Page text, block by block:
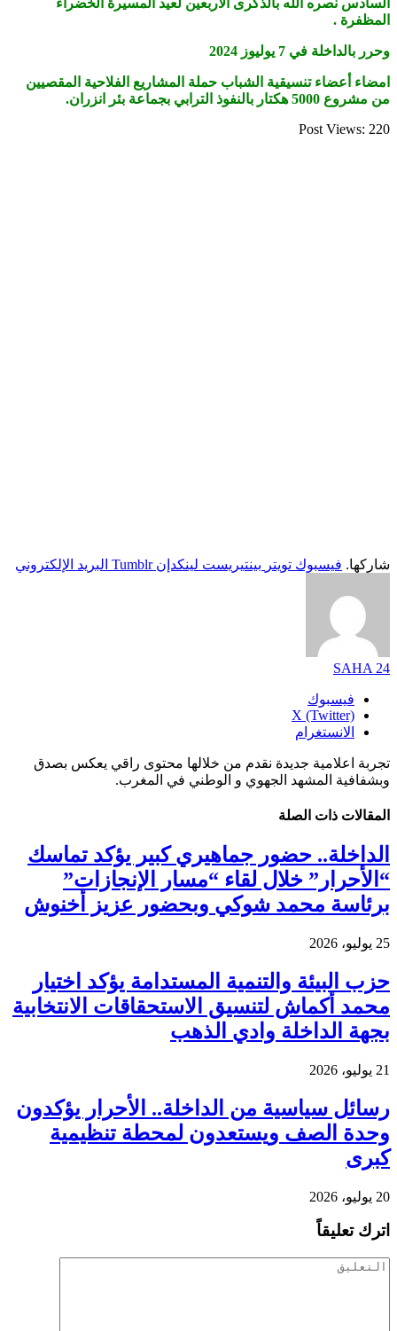
المظفرة .
وحرر بالداخلة في 7 يوليوز 2024
امضاء أعضاء تنسيقية الشباب حملة المشاريع الفلاحية المقصيين
من مشروع 5000 هكتار بالنفوذ الترابي بجماعة بئر انزران.
Post Views: 220
شاركها. فيسبوك تويتر بينتيريست لينكدإن Tumblr البريد الإلكتروني
SAHA 24
فيسبوك
X (Twitter)
الانستغرام
تجربة اعلامية جديدة نقدم من خلالها محتوى راقي يعكس بصدق
وبشفافية المشهد الجهوي و الوطني في المغرب.
المقالات ذات الصلة
الداخلة.. حضور جماهيري كبير يؤكد تماسك
“الأحرار” خلال لقاء “مسار الإنجازات”
برئاسة محمد شوكي وبحضور عزيز أخنوش
25 يوليو، 2026
حزب البيئة والتنمية المستدامة يؤكد اختيار
محمد أكماش لتنسيق الاستحقاقات الانتخابية
بجهة الداخلة وادي الذهب
21 يوليو، 2026
رسائل سياسية من الداخلة.. الأحرار يؤكدون
وحدة الصف ويستعدون لمحطة تنظيمية
كبرى
20 يوليو، 2026
اترك تعليقاً